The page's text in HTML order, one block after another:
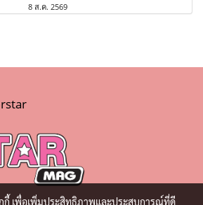
8 ส.ค. 2569
กี้ เพื่อเพิ่มประสิทธิภาพและประสบการณ์ที่ดี